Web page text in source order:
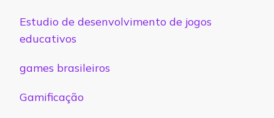
Estudio de desenvolvimento de jogos
educativos
games brasileiros
Gamificação